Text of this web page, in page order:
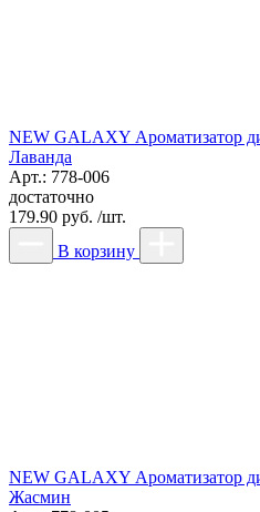
NEW GALAXY Ароматизатор
Лаванда
Арт.: 778-006
достаточно
179.90 руб. /шт.
В корзину
NEW GALAXY Ароматизатор
Жасмин